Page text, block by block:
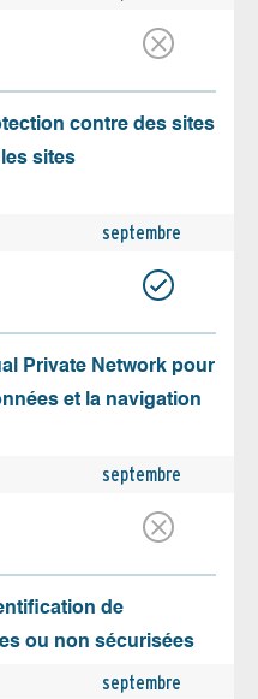
contre des sites
sites
septembre
Private Network pour
et la navigation
septembre
de
ou non sécurisées
septembre